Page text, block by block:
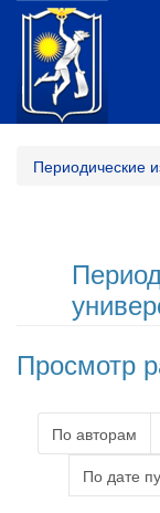
Периодические
Просмотр
По авторам
По дате